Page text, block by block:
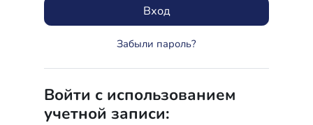
Вход
Забыли пароль?
Войти с использованием
учетной записи: